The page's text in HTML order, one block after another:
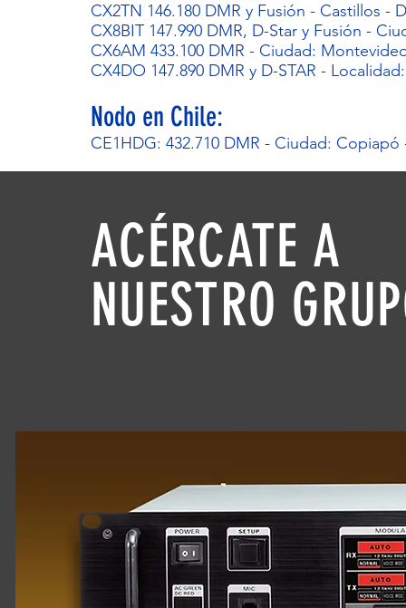
CX2TN 146.180 DMR y Fusión - Castillos -
CX8BIT 147.990 DMR, D-Star y Fusión -
CX6AM 433.100 DMR - Ciudad:
CX4DO 147.890 DMR y D-STAR -
Nodo en Chile:
CE1HDG: 432.710 DMR - Ciudad: Copiapó
ACÉRCATE A
NUESTRO